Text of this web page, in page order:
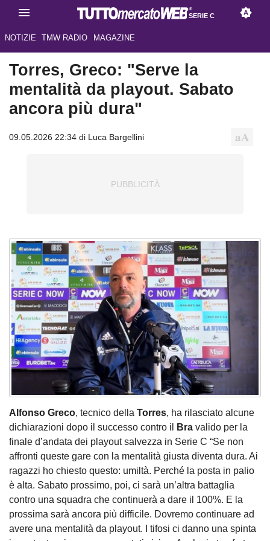
SERIE C
NOTIZIE TMW RADIO MAGAZINE
Torres, Greco: "Serve la
mentalità da playout. Sabato
ancora più dura"
09.05.2026 22:34 di Luca Bargellini
Alfonso Greco, tecnico della Torres, ha rilasciato alcune
dichiarazioni dopo il successo contro il
Bra valido per la
finale d’andata dei playout salvezza in Serie C “Se non
affronti queste gare con la mentalità giusta diventa dura. Ai
ragazzi ho chiesto questo: umiltà. Perché la posta in palio
è alta. Sabato prossimo, poi, ci sarà un’altra battaglia
contro una squadra che continuerà a dare il 100%. E la
prossima sarà ancora più difficile. Dovremo continuare ad
avere una mentalità da playout. I tifosi ci danno una spinta